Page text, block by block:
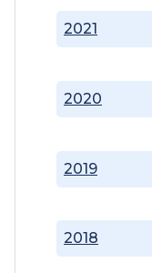
2018
2019
2020
2021